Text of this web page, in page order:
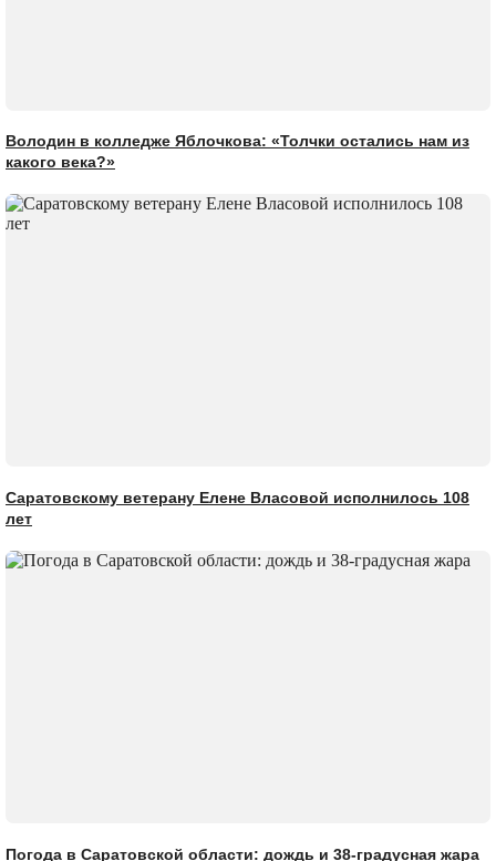
Володин в колледже Яблочкова: «Толчки остались нам из
какого века?»
Саратовскому ветерану Елене Власовой исполнилось 108
лет
Погода в Саратовской области: дождь и 38-градусная жара